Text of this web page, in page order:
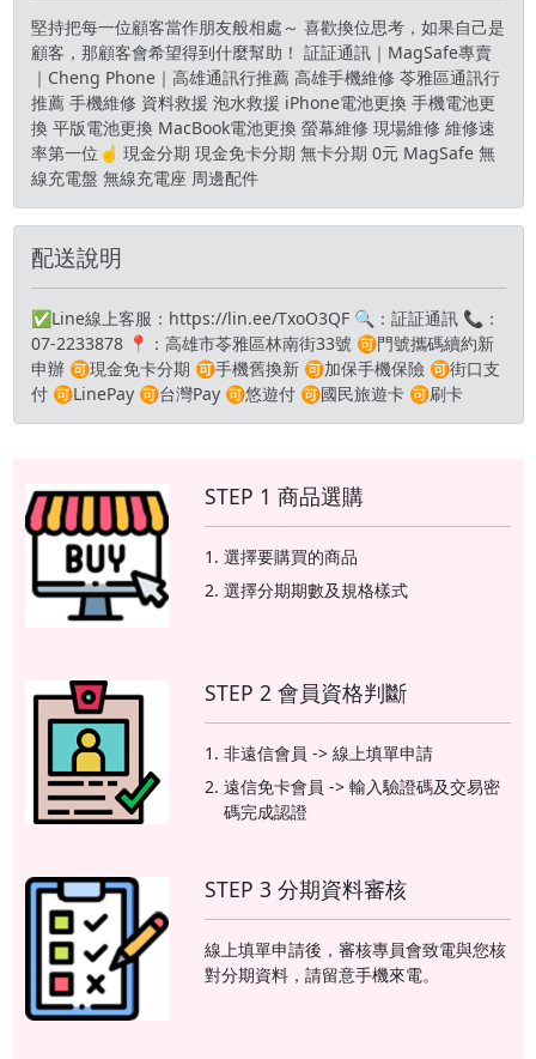
堅持把每一位顧客當作朋友般相處～ 喜歡換位思考，如果自己是
顧客，那顧客會希望得到什麼幫助！ 証証通訊｜MagSafe專賣
｜Cheng Phone｜高雄通訊行推薦 高雄手機維修 苓雅區通訊行
推薦 手機維修 資料救援 泡水救援 iPhone電池更換 手機電池更
換 平版電池更換 MacBook電池更換 螢幕維修 現場維修 維修速
率第一位☝️ 現金分期 現金免卡分期 無卡分期 0元 MagSafe 無
線充電盤 無線充電座 周邊配件
配送說明
✅Line線上客服：https://lin.ee/TxoO3QF 🔍：証証通訊 📞：
07-2233878 📍：高雄市苓雅區林南街33號 🉑️門號攜碼續約新
申辦 🉑️現金免卡分期 🉑️手機舊換新 🉑️加保手機保險 🉑️街口支
付 🉑️LinePay 🉑️台灣Pay 🉑️悠遊付 🉑️國民旅遊卡 🉑️刷卡
STEP 1 商品選購
選擇要購買的商品
選擇分期期數及規格樣式
STEP 2 會員資格判斷
非遠信會員 -> 線上填單申請
遠信免卡會員 -> 輸入驗證碼及交易密
碼完成認證
STEP 3 分期資料審核
線上填單申請後，審核專員會致電與您核
對分期資料，請留意手機來電。